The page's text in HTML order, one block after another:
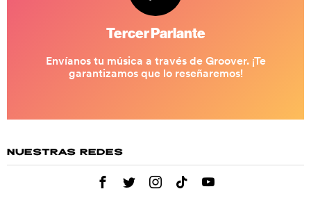
NUESTRAS REDES